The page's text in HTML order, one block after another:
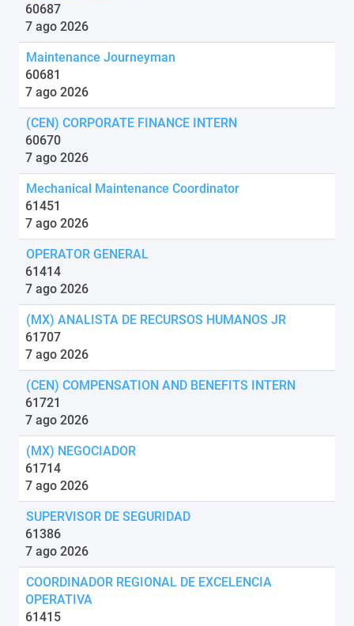
60687
7 ago 2026
Maintenance Journeyman
60681
7 ago 2026
(CEN) CORPORATE FINANCE INTERN
60670
7 ago 2026
Mechanical Maintenance Coordinator
61451
7 ago 2026
OPERATOR GENERAL
61414
7 ago 2026
(MX) ANALISTA DE RECURSOS HUMANOS JR
61707
7 ago 2026
(CEN) COMPENSATION AND BENEFITS INTERN
61721
7 ago 2026
(MX) NEGOCIADOR
61714
7 ago 2026
SUPERVISOR DE SEGURIDAD
61386
7 ago 2026
COORDINADOR REGIONAL DE EXCELENCIA
OPERATIVA
61415